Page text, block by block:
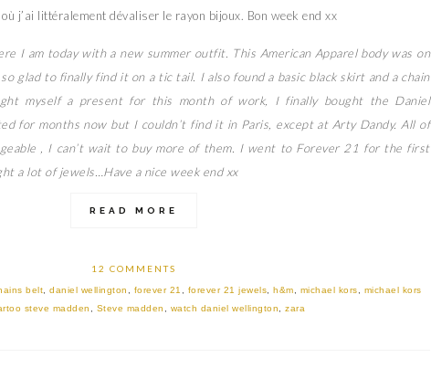
j’ai littéralement dévaliser le rayon bijoux. Bon week end xx
I am today with a new summer outfit. This American Apparel body was on
glad to finally find it on a tic tail. I also found a basic black skirt and a chain
myself a present for this month of work, I finally bought the Daniel
for months now but I couldn’t find it in Paris, except at Arty Dandy. All of
, I can’t wait to buy more of them. I went to Forever 21 for the first
a lot of jewels…Have a nice week end xx
READ MORE
12 COMMENTS
belt daniel wellington forever 21 forever 21 jewels h&m michael kors
michael kors
steve madden Steve madden watch daniel wellington zara